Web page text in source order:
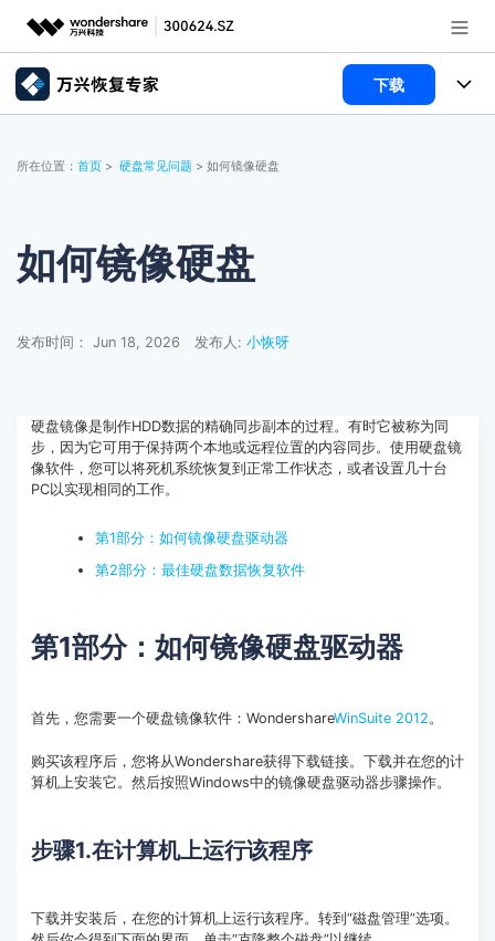
推荐产品
实用工具
关于万兴
加入我们
帮助中心
下载
文件修复
电脑数据恢复
文章资讯
破损文件修复
常见问题
所在位置： 首页 > 硬盘常见问题 > 如何镜像硬盘
如何镜像硬盘
发布时间： Jun 18, 2026 发布人: 小恢呀
硬盘镜像是制作HDD数据的精确同步副本的过程。有时它被称为同
步，因为它可用于保持两个本地或远程位置的内容同步。使用硬盘镜
像软件，您可以将死机系统恢复到正常工作状态，或者设置几十台
PC以实现相同的工作。
第1部分：如何镜像硬盘驱动器
第2部分：最佳硬盘数据恢复软件
第1部分：如何镜像硬盘驱动器
首先，您需要一个硬盘镜像软件：WondershareWinSuite 2012。
购买该程序后，您将从Wondershare获得下载链接。下载并在您的计
算机上安装它。然后按照Windows中的镜像硬盘驱动器步骤操作。
步骤1.在计算机上运行该程序
下载并安装后，在您的计算机上运行该程序。转到“磁盘管理”选项。